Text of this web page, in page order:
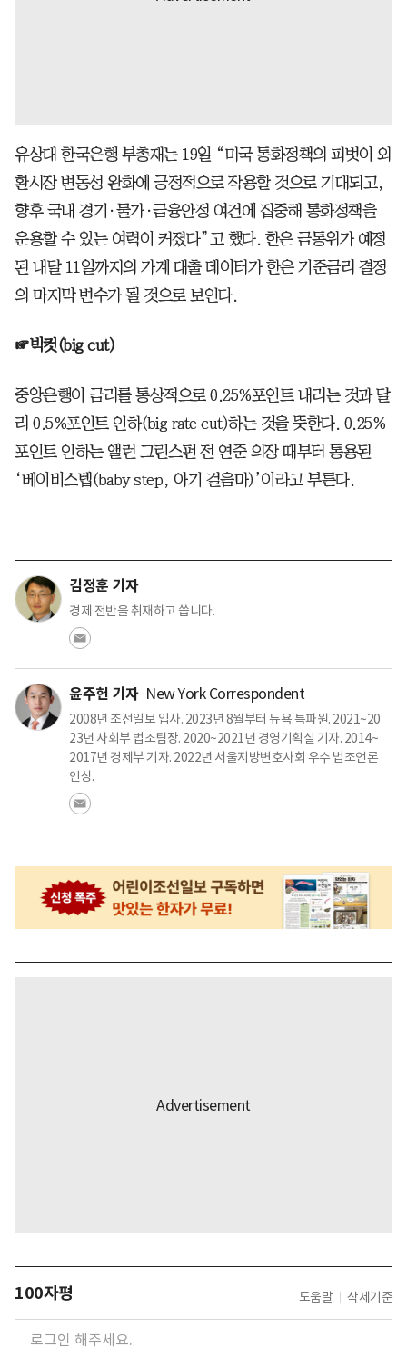
유상대 한국은행 부총재는 19일 “미국 통화정책의 피벗이 외
환시장 변동성 완화에 긍정적으로 작용할 것으로 기대되고,
향후 국내 경기·물가·금융안정 여건에 집중해 통화정책을
운용할 수 있는 여력이 커졌다”고 했다. 한은 금통위가 예정
된 내달 11일까지의 가계 대출 데이터가 한은 기준금리 결정
의 마지막 변수가 될 것으로 보인다.
☞빅컷(big cut)
중앙은행이 금리를 통상적으로 0.25%포인트 내리는 것과 달
리 0.5%포인트 인하(big rate cut)하는 것을 뜻한다. 0.25%
포인트 인하는 앨런 그린스펀 전 연준 의장 때부터 통용된
‘베이비스텝(baby step, 아기 걸음마)’이라고 부른다.
김정훈 기자
경제 전반을 취재하고 씁니다.
윤주헌 기자 New York Correspondent
2008년 조선일보 입사. 2023년 8월부터 뉴욕 특파원. 2021~20
23년 사회부 법조팀장. 2020~2021년 경영기획실 기자. 2014~
2017년 경제부 기자. 2022년 서울지방변호사회 우수 법조언론
인상.
100자평 도움말 삭제기준